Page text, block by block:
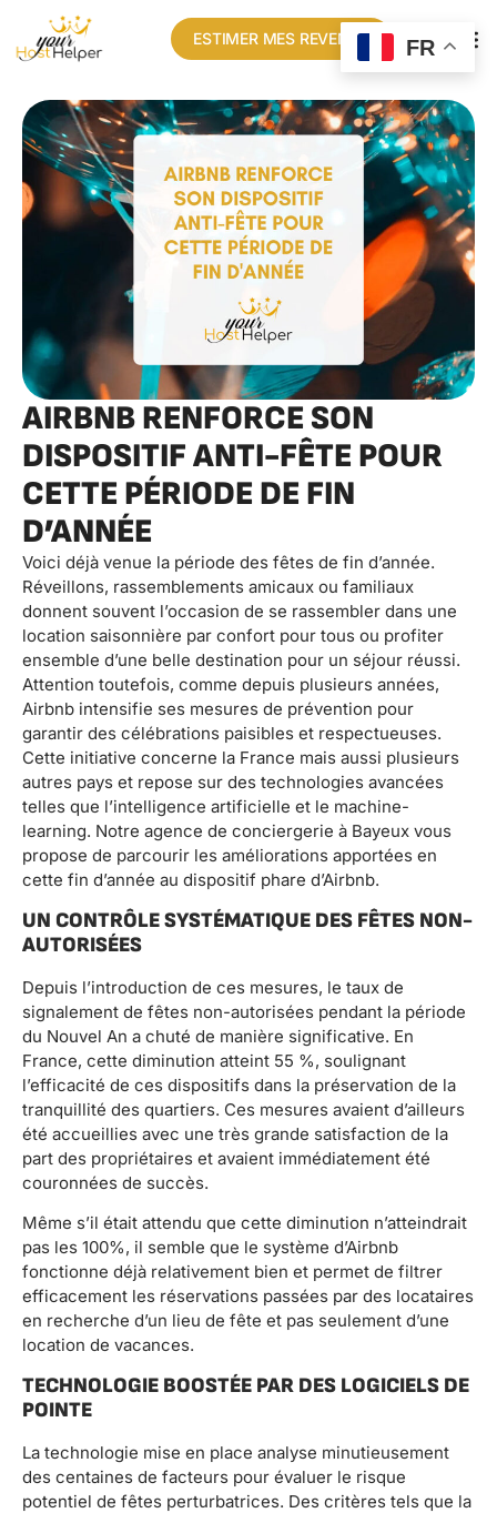
ESTIMER MES REVENUS
AIRBNB RENFORCE SON
DISPOSITIF ANTI-FÊTE POUR
CETTE PÉRIODE DE FIN
D’ANNÉE
Voici déjà venue la période des fêtes de fin d’année.
Réveillons, rassemblements amicaux ou familiaux
donnent souvent l’occasion de se rassembler dans une
location saisonnière par confort pour tous ou profiter
ensemble d’une belle destination pour un séjour réussi.
Attention toutefois, comme depuis plusieurs années,
Airbnb intensifie ses mesures de prévention pour
garantir des célébrations paisibles et respectueuses.
Cette initiative concerne la France mais aussi plusieurs
autres pays et repose sur des technologies avancées
telles que l’intelligence artificielle et le machine-
learning. Notre agence de conciergerie à Bayeux vous
propose de parcourir les améliorations apportées en
cette fin d’année au dispositif phare d’Airbnb.
UN CONTRÔLE SYSTÉMATIQUE DES FÊTES NON-
AUTORISÉES
Depuis l’introduction de ces mesures, le taux de
signalement de fêtes non-autorisées pendant la période
du Nouvel An a chuté de manière significative. En
France, cette diminution atteint 55 %, soulignant
l’efficacité de ces dispositifs dans la préservation de la
tranquillité des quartiers. Ces mesures avaient d’ailleurs
été accueillies avec une très grande satisfaction de la
part des propriétaires et avaient immédiatement été
couronnées de succès.
Même s’il était attendu que cette diminution n’atteindrait
pas les 100%, il semble que le système d’Airbnb
fonctionne déjà relativement bien et permet de filtrer
efficacement les réservations passées par des locataires
en recherche d’un lieu de fête et pas seulement d’une
location de vacances.
TECHNOLOGIE BOOSTÉE PAR DES LOGICIELS DE
POINTE
La technologie mise en place analyse minutieusement
des centaines de facteurs pour évaluer le risque
potentiel de fêtes perturbatrices. Des critères tels que la
FR